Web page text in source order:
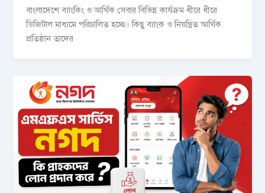
বাংলাদেশে ব্যাংকিং ও আর্থিক সেবার বিভিন্ন কার্যক্রম ধীরে ধীরে
ডিজিটাল মাধ্যমে পরিচালিত হচ্ছে। কিছু ব্যাংক ও নিয়ন্ত্রিত আর্থিক
প্রতিষ্ঠান তাদের